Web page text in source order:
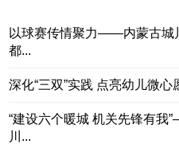
以球赛传情聚力——内蒙古城
都...
深化“三双”实践 点亮幼儿微
“建设六个暖城 机关先锋有
川...